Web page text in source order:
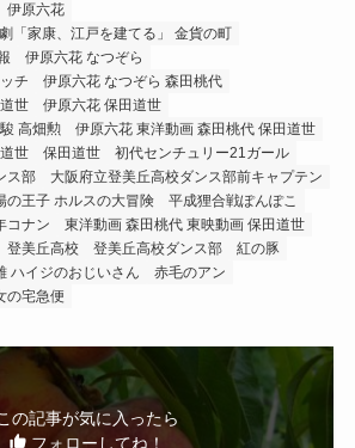
伊原六花
「家康、江戸を建てる」 金貨の町
伊原六花 なつぞら
チ
伊原六花 なつぞら 森田桃代
世
伊原六花 保田道世
高畑勲
伊原六花 東洋動画 森田桃代 保田道世
世
保田道世
初代センチュリー21ガール
ス部
大阪府立登美丘高校ダンス部前キャプテン
の王子 ホルスの大冒険
平成狸合戦ぽんぽこ
コナン
東洋動画 森田桃代 東映動画 保田道世
登美丘高校 登美丘高校ダンス部
紅の豚
ハイジのおじいさん
赤毛のアン
の宅急便
の記事が気に入ったら
フォローしてね！